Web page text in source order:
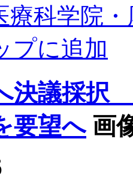
療科学院
プに追加
決議採択
要望へ 画